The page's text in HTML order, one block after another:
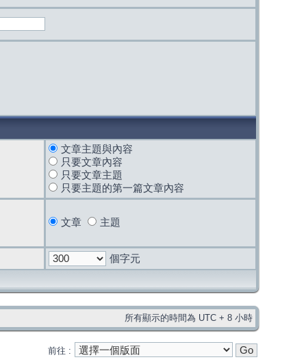
文章主題與內容
只要文章內容
只要文章主題
只要主題的第一篇文章內容
文章 主題
個字元
所有顯示的時間為 UTC + 8 小時
前往 :